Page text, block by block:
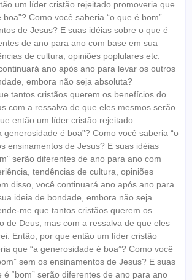
um líder cristão rejeitado promoveria que
Como você saberia “o que é bom”
de Jesus? E suas idéias sobre o que é
de ano para ano com base em sua
de cultura, opiniões poplulares etc.
ano após ano para levar os outros
embora não seja absoluta?
tantos cristãos querem os benefícios do
com a ressalva de que eles mesmos serão
então um líder cristão rejeitado
generosidade é boa”? Como você saberia “o
ensinamentos de Jesus? E suas idéias
serão diferentes de ano para ano com
tendências de cultura, opiniões
disso, você continuará ano após ano para
ideia de bondade, embora não seja
me que tantos cristãos querem os
de Deus, mas com a ressalva de que eles
Então, por que então um líder cristão
que “a generosidade é boa”? Como você
sem os ensinamentos de Jesus? E suas
é “bom” serão diferentes de ano para ano